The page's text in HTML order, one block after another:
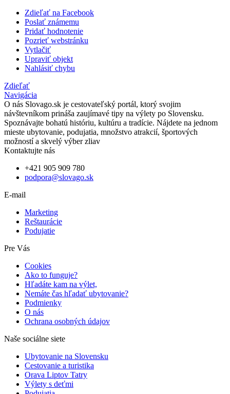
Zdieľať na Facebook
Poslať známemu
Pridať hodnotenie
Pozrieť webstránku
Vytlačiť
Upraviť objekt
Nahlásiť chybu
Zdieľať
Navigácia
O nás Slovago.sk je cestovateľský portál, ktorý svojim
návštevníkom prináša zaujímavé tipy na výlety po Slovensku.
Spoznávajte bohatú históriu, kultúru a tradície. Nájdete na jednom
mieste ubytovanie, podujatia, množstvo atrakcií, športových
možností a skvelý výber zliav
Kontaktujte nás
+421 905 909 780
podpora@slovago.sk
E-mail
Marketing
Reštaurácie
Podujatie
Pre Vás
Cookies
Ako to funguje?
Hľadáte kam na výlet,
Nemáte čas hľadať ubytovanie?
Podmienky
O nás
Ochrana osobných údajov
Naše sociálne siete
Ubytovanie na Slovensku
Cestovanie a turistika
Orava Liptov Tatry
Výlety s deťmi